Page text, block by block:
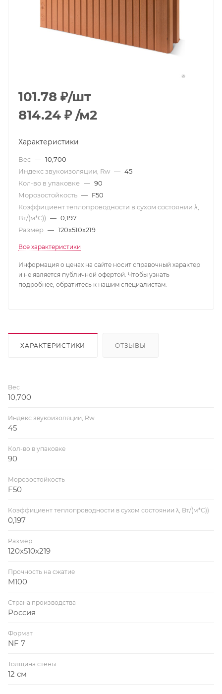
101.78 ₽/шт
814.24 ₽ /м2
Характеристики
Вес — 10,700
Индекс звукоизоляции, Rw — 45
Кол-во в упаковке — 90
Морозостойкость — F50
Коэффициент теплопроводности в сухом состоянии λ,
Вт/(м*С)) — 0,197
Размер — 120x510x219
Все характеристики
Информация о ценах на сайте носит справочный характер
и не является публичной офертой. Чтобы узнать
подробнее, обратитесь к нашим специалистам.
ХАРАКТЕРИСТИКИ ОТЗЫВЫ
Вес
10,700
Индекс звукоизоляции, Rw
45
Кол-во в упаковке
90
Морозостойкость
F50
Коэффициент теплопроводности в сухом состоянии λ, Вт/(м*С))
0,197
Размер
120x510x219
Прочность на сжатие
M100
Страна производства
Россия
Формат
NF 7
Толщина стены
12 см